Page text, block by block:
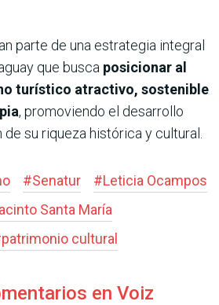
parte de una estrategia integral
que busca posicionar al
turístico atractivo, sostenible
, promoviendo el desarrollo
su riqueza histórica y cultural.
#Senatur #Leticia Ocampos
Santa María
patrimonio cultural
en Voiz